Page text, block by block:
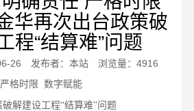
华再次出台政策破
程“结算难”问题
26 发布者：本站 浏览量：4916
严格时限 数字赋能
解建设工程“结算难”问题